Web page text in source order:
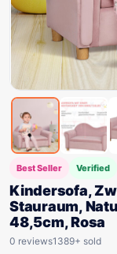
Best Seller Verified
Kindersofa,
Stauraum,
48,5cm, Rosa
0 reviews1389+ sold